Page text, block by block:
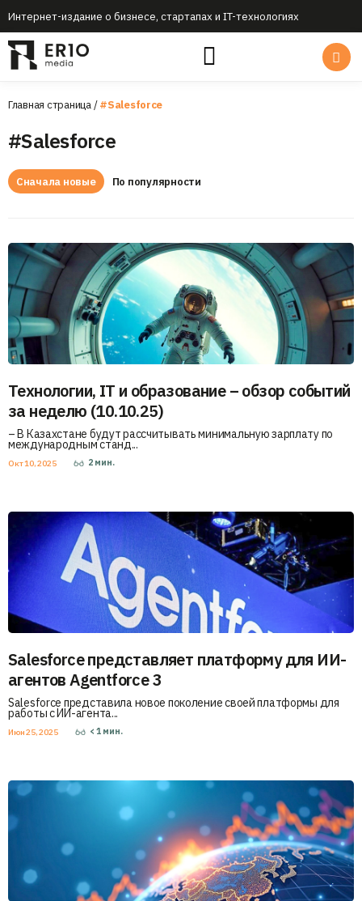
Интернет-издание о бизнесе, стартапах и IT-технологиях
Главная страница/#Salesforce
#Salesforce
Сначала новые По популярности
Технологии, IT и образование – обзор событий
за неделю (10.10.25)
– В Казахстане будут рассчитывать минимальную зарплату по
международным станд...
Окт 10, 2025 2 мин.
Salesforce представляет платформу для ИИ-
агентов Agentforce 3
Salesforce представила новое поколение своей платформы для
работы с ИИ-агента...
Июн 25, 2025 < 1 мин.